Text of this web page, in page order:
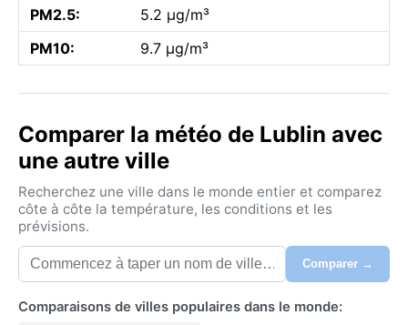
PM2.5:
5.2 µg/m³
PM10:
9.7 µg/m³
Comparer la météo de Lublin avec
une autre ville
Recherchez une ville dans le monde entier et comparez
côte à côte la température, les conditions et les
prévisions.
Comparer →
Comparaisons de villes populaires dans le monde: